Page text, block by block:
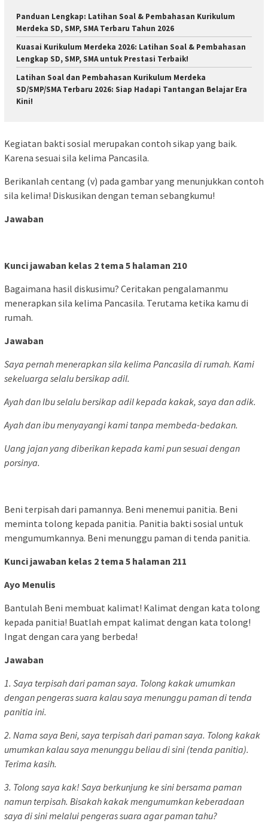
Panduan Lengkap: Latihan Soal & Pembahasan Kurikulum
Merdeka SD, SMP, SMA Terbaru Tahun 2026
Kuasai Kurikulum Merdeka 2026: Latihan Soal & Pembahasan
Lengkap SD, SMP, SMA untuk Prestasi Terbaik!
Latihan Soal dan Pembahasan Kurikulum Merdeka
SD/SMP/SMA Terbaru 2026: Siap Hadapi Tantangan Belajar Era
Kini!
Kegiatan bakti sosial merupakan contoh sikap yang baik.
Karena sesuai sila kelima Pancasila.
Berikanlah centang (v) pada gambar yang menunjukkan contoh
sila kelima! Diskusikan dengan teman sebangkumu!
Jawaban
Kunci jawaban kelas 2 tema 5 halaman 210
Bagaimana hasil diskusimu? Ceritakan pengalamanmu
menerapkan sila kelima Pancasila. Terutama ketika kamu di
rumah.
Jawaban
Saya pernah menerapkan sila kelima Pancasila di rumah. Kami
sekeluarga selalu bersikap adil.
Ayah dan Ibu selalu bersikap adil kepada kakak, saya dan adik.
Ayah dan ibu menyayangi kami tanpa membeda-bedakan.
Uang jajan yang diberikan kepada kami pun sesuai dengan
porsinya.
Beni terpisah dari pamannya. Beni menemui panitia. Beni
meminta tolong kepada panitia. Panitia bakti sosial untuk
mengumumkannya. Beni menunggu paman di tenda panitia.
Kunci jawaban kelas 2 tema 5 halaman 211
Ayo Menulis
Bantulah Beni membuat kalimat! Kalimat dengan kata tolong
kepada panitia! Buatlah empat kalimat dengan kata tolong!
Ingat dengan cara yang berbeda!
Jawaban
1. Saya terpisah dari paman saya. Tolong kakak umumkan
dengan pengeras suara kalau saya menunggu paman di tenda
panitia ini.
2. Nama saya Beni, saya terpisah dari paman saya. Tolong kakak
umumkan kalau saya menunggu beliau di sini (tenda panitia).
Terima kasih.
3. Tolong saya kak! Saya berkunjung ke sini bersama paman
namun terpisah. Bisakah kakak mengumumkan keberadaan
saya di sini melalui pengeras suara agar paman tahu?